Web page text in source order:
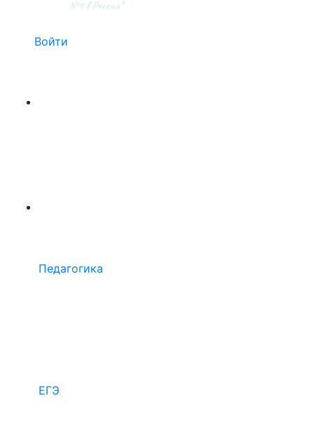
Войти
Педагогика
ЕГЭ